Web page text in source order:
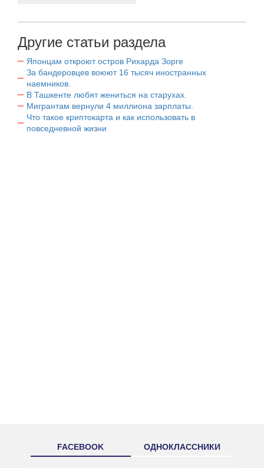
Другие статьи раздела
Японцам откроют остров Рихарда Зорге
За бандеровцев воюют 16 тысяч иностранных
наемников.
В Ташкенте любят жениться на старухах.
Мигрантам вернули 4 миллиона зарплаты.
Что такое криптокарта и как использовать в
повседневной жизни
FACEBOOK ОДНОКЛАССНИКИ